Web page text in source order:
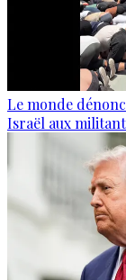
Le monde
Israël aux